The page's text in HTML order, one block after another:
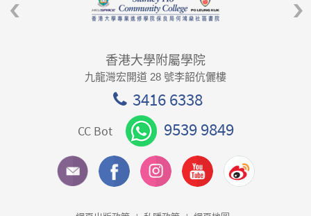
香港大學附屬學院
九龍灣宏開道 28 號李韶伉儷樓
3416 6338
CC Bot 9539 9849